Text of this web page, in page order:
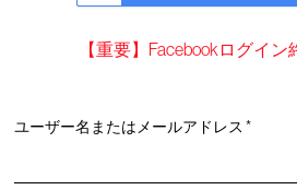
【重要】Facebookログイ
ユーザー名またはメールアドレス*必